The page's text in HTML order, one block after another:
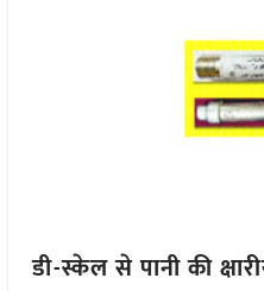
डी-स्केल से पानी की